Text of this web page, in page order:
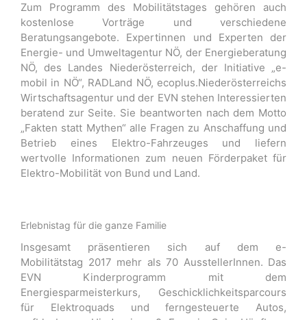
Zum Programm des Mobilitätstages gehören auch
kostenlose Vorträge und verschiedene
Beratungsangebote. Expertinnen und Experten der
Energie- und Umweltagentur NÖ, der Energieberatung
NÖ, des Landes Niederösterreich, der Initiative „e-
mobil in NÖ“, RADLand NÖ, ecoplus.Niederösterreichs
Wirtschaftsagentur und der EVN stehen Interessierten
beratend zur Seite. Sie beantworten nach dem Motto
„Fakten statt Mythen“ alle Fragen zu Anschaffung und
Betrieb eines Elektro-Fahrzeuges und liefern
wertvolle Informationen zum neuen Förderpaket für
Elektro-Mobilität von Bund und Land.
Erlebnistag für die ganze Familie
Insgesamt präsentieren sich auf dem e-
Mobilitätstag 2017 mehr als 70 AusstellerInnen. Das
EVN Kinderprogramm mit dem
Energiesparmeisterkurs, Geschicklichkeitsparcours
für Elektroquads und ferngesteuerte Autos,